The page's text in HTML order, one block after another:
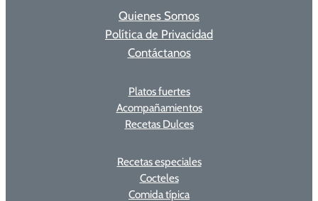
Quienes Somos
Política de Privacidad
Contáctanos
Platos fuertes
Acompañamientos
Recetas Dulces
Recetas especiales
Cocteles
Comida típica